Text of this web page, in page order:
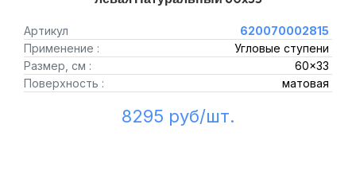
Артикул
620070002815
Применение :
Угловые ступени
Размер, см :
60x33
Поверхность :
матовая
8295 руб/шт.